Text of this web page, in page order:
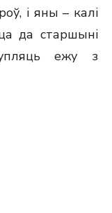
і яны – калі
да старшыні
ежу з